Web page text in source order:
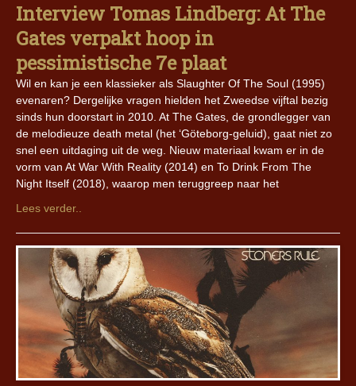
Interview Tomas Lindberg: At The
Gates verpakt hoop in
pessimistische 7e plaat
Wil en kan je een klassieker als Slaughter Of The Soul (1995)
evenaren? Dergelijke vragen hielden het Zweedse vijftal bezig
sinds hun doorstart in 2010. At The Gates, de grondlegger van
de melodieuze death metal (het ‘Göteborg-geluid), gaat niet zo
snel een uitdaging uit de weg. Nieuw materiaal kwam er in de
vorm van At War With Reality (2014) en To Drink From The
Night Itself (2018), waarop men teruggreep naar het
Lees verder..